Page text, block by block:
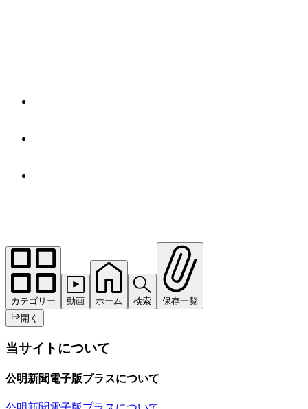
カテゴリー 動画 ホーム 検索
保存一覧
開く
当サイトについて
公明新聞電子版プラスについて